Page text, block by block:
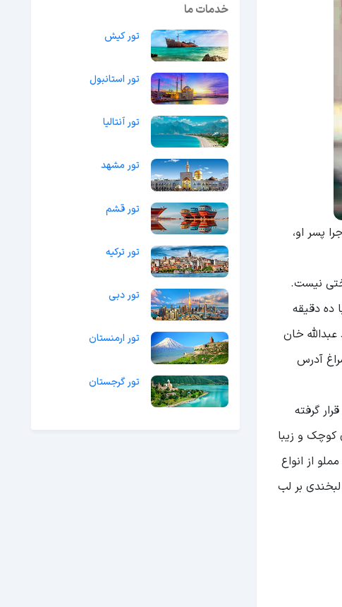
پسر او،
نیست.
ده دقیقه
جنب مسجد عبدالله خان
آدرس
گرفته
کوچک و زیبا
از انواع
بر لب
خدمات ما
تور کیش
تور استانبول
تور آنتالیا
تور مشهد
تور قشم
تور ترکیه
تور دبی
تور ارمنستان
تور گرجستان